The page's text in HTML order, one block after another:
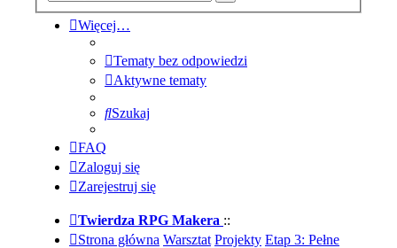
Więcej…
Tematy bez odpowiedzi
Aktywne tematy
Szukaj
FAQ
Zaloguj się
Zarejestruj się
Twierdza RPG Makera ::
Strona główna Warsztat Projekty Etap 3: Pełne